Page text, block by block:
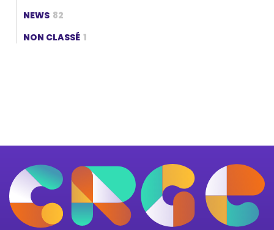
NEWS 82
NON CLASSÉ 1